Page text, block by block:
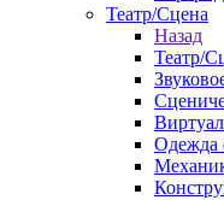
Театр/Сцена
Назад
Театр/
Одежда